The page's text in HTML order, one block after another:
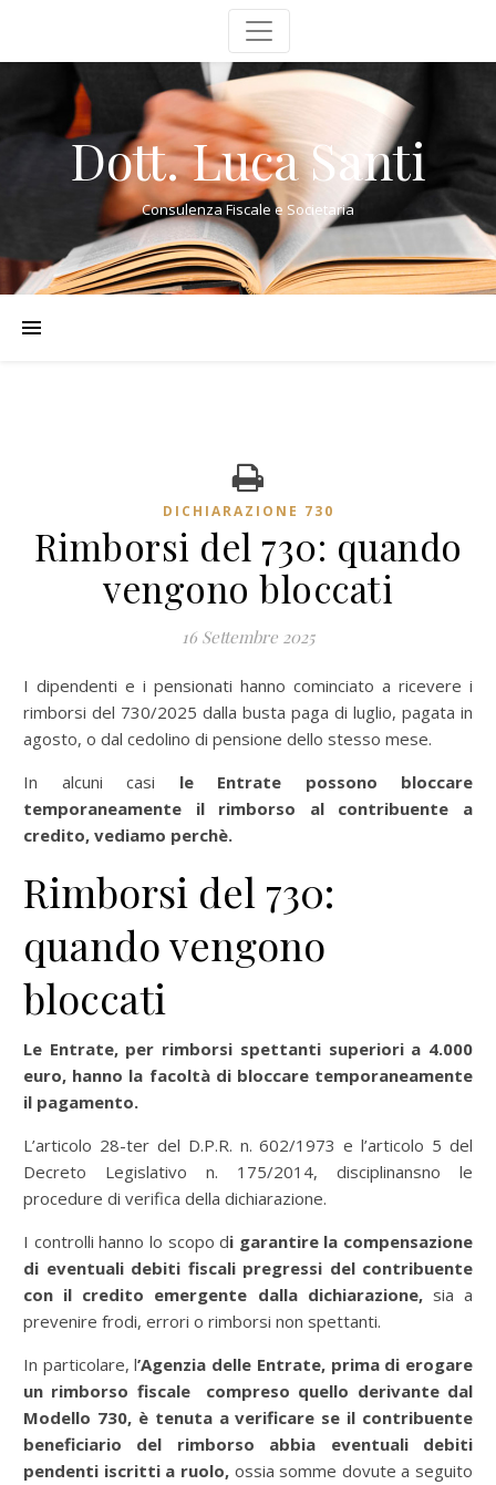
Dott. Luca Santi
Consulenza Fiscale e Societaria
DICHIARAZIONE 730
Rimborsi del 730: quando
vengono bloccati
16 Settembre 2025
I dipendenti e i pensionati hanno cominciato a ricevere i
rimborsi del 730/2025 dalla busta paga di luglio, pagata in
agosto, o dal cedolino di pensione dello stesso mese.
In alcuni casi le Entrate possono bloccare
temporaneamente il rimborso al contribuente a
credito, vediamo perchè.
Rimborsi del 730:
quando vengono
bloccati
Le Entrate, per rimborsi spettanti superiori a 4.000
euro, hanno la facoltà di bloccare temporaneamente
il pagamento.
L’articolo 28-ter del D.P.R. n. 602/1973 e l’articolo 5 del
Decreto Legislativo n. 175/2014, disciplinansno le
procedure di verifica della dichiarazione.
I controlli hanno lo scopo di garantire la compensazione
di eventuali debiti fiscali pregressi del contribuente
con il credito emergente dalla dichiarazione, sia a
prevenire frodi, errori o rimborsi non spettanti.
In particolare, l’Agenzia delle Entrate, prima di erogare
un rimborso fiscale compreso quello derivante dal
Modello 730, è tenuta a verificare se il contribuente
beneficiario del rimborso abbia eventuali debiti
pendenti iscritti a ruolo,ossia somme dovute a seguito